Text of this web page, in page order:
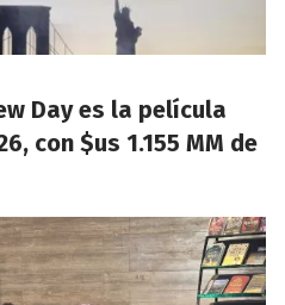
Day es la película
con $us 1.155 MM de